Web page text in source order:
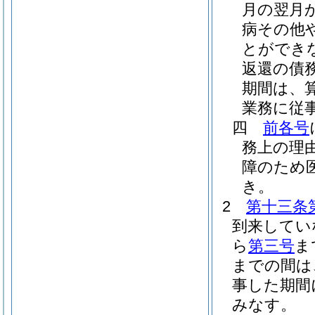
月の翌月
病その他
とができ
返還の債
期間は、
業務に従
四
前各号
務上の理
障のため
き。
2
第十三条
到来して
ら第三号
までの間
事した期
みなす。